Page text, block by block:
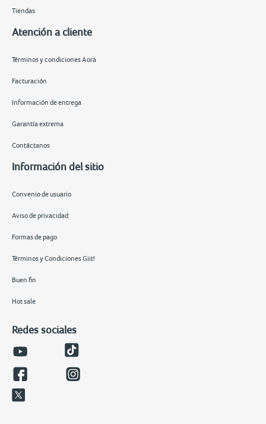
Tiendas
Atención a cliente
Términos y condiciones Aora
Facturación
Información de entrega
Garantía extrema
Contáctanos
Información del sitio
Convenio de usuario
Aviso de privacidad
Formas de pago
Términos y Condiciones Giit!
Buen fin
Hot sale
Redes sociales